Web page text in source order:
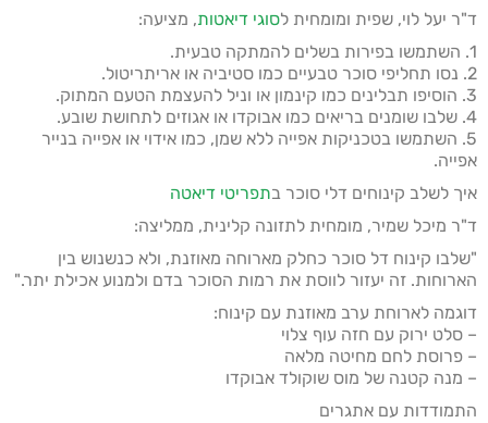
ד"ר יעל לוי, שפית ומומחית לסוגי דיאטות, מציעה:
1. השתמשו בפירות בשלים להמתקה טבעית.
2. נסו תחליפי סוכר טבעיים כמו סטיביה או אריתריטול.
3. הוסיפו תבלינים כמו קינמון או וניל להעצמת הטעם המתוק.
4. שלבו שומנים בריאים כמו אבוקדו או אגוזים לתחושת שובע.
5. השתמשו בטכניקות אפייה ללא שמן, כמו אידוי או אפייה בנייר
אפייה.
איך לשלב קינוחים דלי סוכר בתפריטי דיאטה
ד"ר מיכל שמיר, מומחית לתזונה קלינית, ממליצה:
"שלבו קינוח דל סוכר כחלק מארוחה מאוזנת, ולא כנשנוש בין
הארוחות. זה יעזור לווסת את רמות הסוכר בדם ולמנוע אכילת יתר."
דוגמה לארוחת ערב מאוזנת עם קינוח:
– סלט ירוק עם חזה עוף צלוי
– פרוסת לחם מחיטה מלאה
– מנה קטנה של מוס שוקולד אבוקדו
התמודדות עם אתגרים